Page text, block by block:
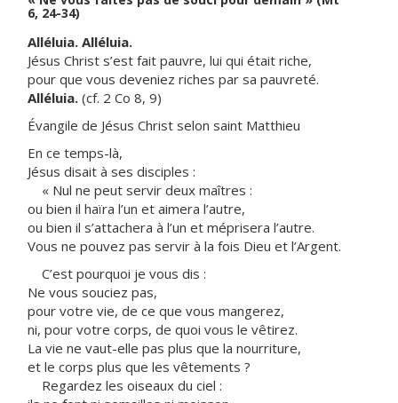
6, 24-34)
Alléluia. Alléluia.
Jésus Christ s’est fait pauvre, lui qui était riche,
pour que vous deveniez riches par sa pauvreté.
Alléluia. (cf. 2 Co 8, 9)
Évangile de Jésus Christ selon saint Matthieu
En ce temps-là,
Jésus disait à ses disciples :
« Nul ne peut servir deux maîtres :
ou bien il haïra l’un et aimera l’autre,
ou bien il s’attachera à l’un et méprisera l’autre.
Vous ne pouvez pas servir à la fois Dieu et l’Argent.
C’est pourquoi je vous dis :
Ne vous souciez pas,
pour votre vie, de ce que vous mangerez,
ni, pour votre corps, de quoi vous le vêtirez.
La vie ne vaut-elle pas plus que la nourriture,
et le corps plus que les vêtements ?
Regardez les oiseaux du ciel :